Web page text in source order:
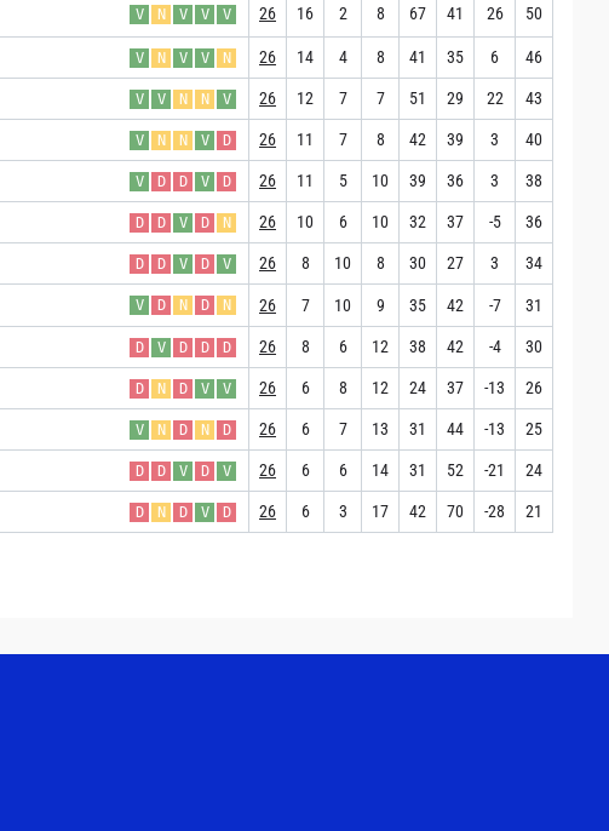
V N V V V 26 16 2 8 67 41 26 50
V N V V N 26 14 4 8 41 35 6 46
V V N N V 26 12 7 7 51 29 22 43
V N N V D 26 11 7 8 42 39 3 40
V D D V D 26 11 5 10 39 36 3 38
D D V D N 26 10 6 10 32 37 -5 36
D D V D V 26 8 10 8 30 27 3 34
V D N D N 26 7 10 9 35 42 -7 31
D V D D D 26 8 6 12 38 42 -4 30
D N D V V 26 6 8 12 24 37 -13 26
V N D N D 26 6 7 13 31 44 -13 25
D D V D V 26 6 6 14 31 52 -21 24
D N D V D 26 6 3 17 42 70 -28 21